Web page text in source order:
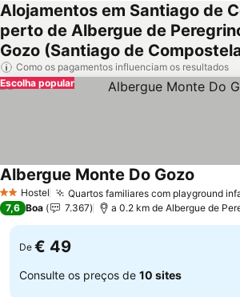
Alojamentos em Santiago de
perto de Albergue de
Gozo (Santiago de
Como os pagamentos influenciam os resultados
Escolha popular
2 Estrelas
Hostel Quartos familiares com playground
Albergue Monte Do Gozo
7,6 Boa 7.367 a 0.2 km de Albergue de
De € 49
Consulte os preços de 10 sites